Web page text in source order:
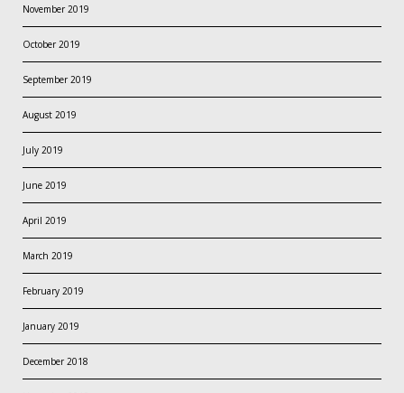
November 2019
October 2019
September 2019
August 2019
July 2019
June 2019
April 2019
March 2019
February 2019
January 2019
December 2018